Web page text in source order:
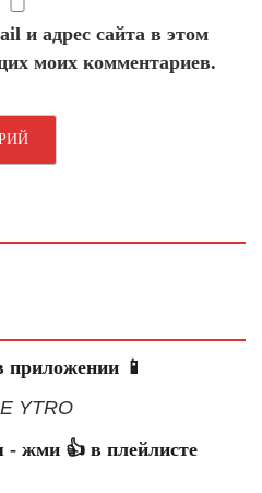
и адрес сайта в этом
моих комментариев.
📱
YTRO
- жми 👍 в плейлисте